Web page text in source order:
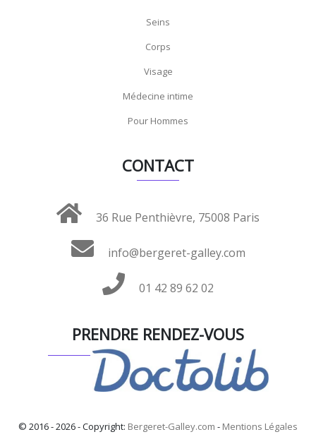
Seins
Corps
Visage
Médecine intime
Pour Hommes
CONTACT
36 Rue Penthièvre, 75008 Paris
info@bergeret-galley.com
01 42 89 62 02
PRENDRE RENDEZ-VOUS
© 2016 - 2026 - Copyright: Bergeret-Galley.com - Mentions Légales